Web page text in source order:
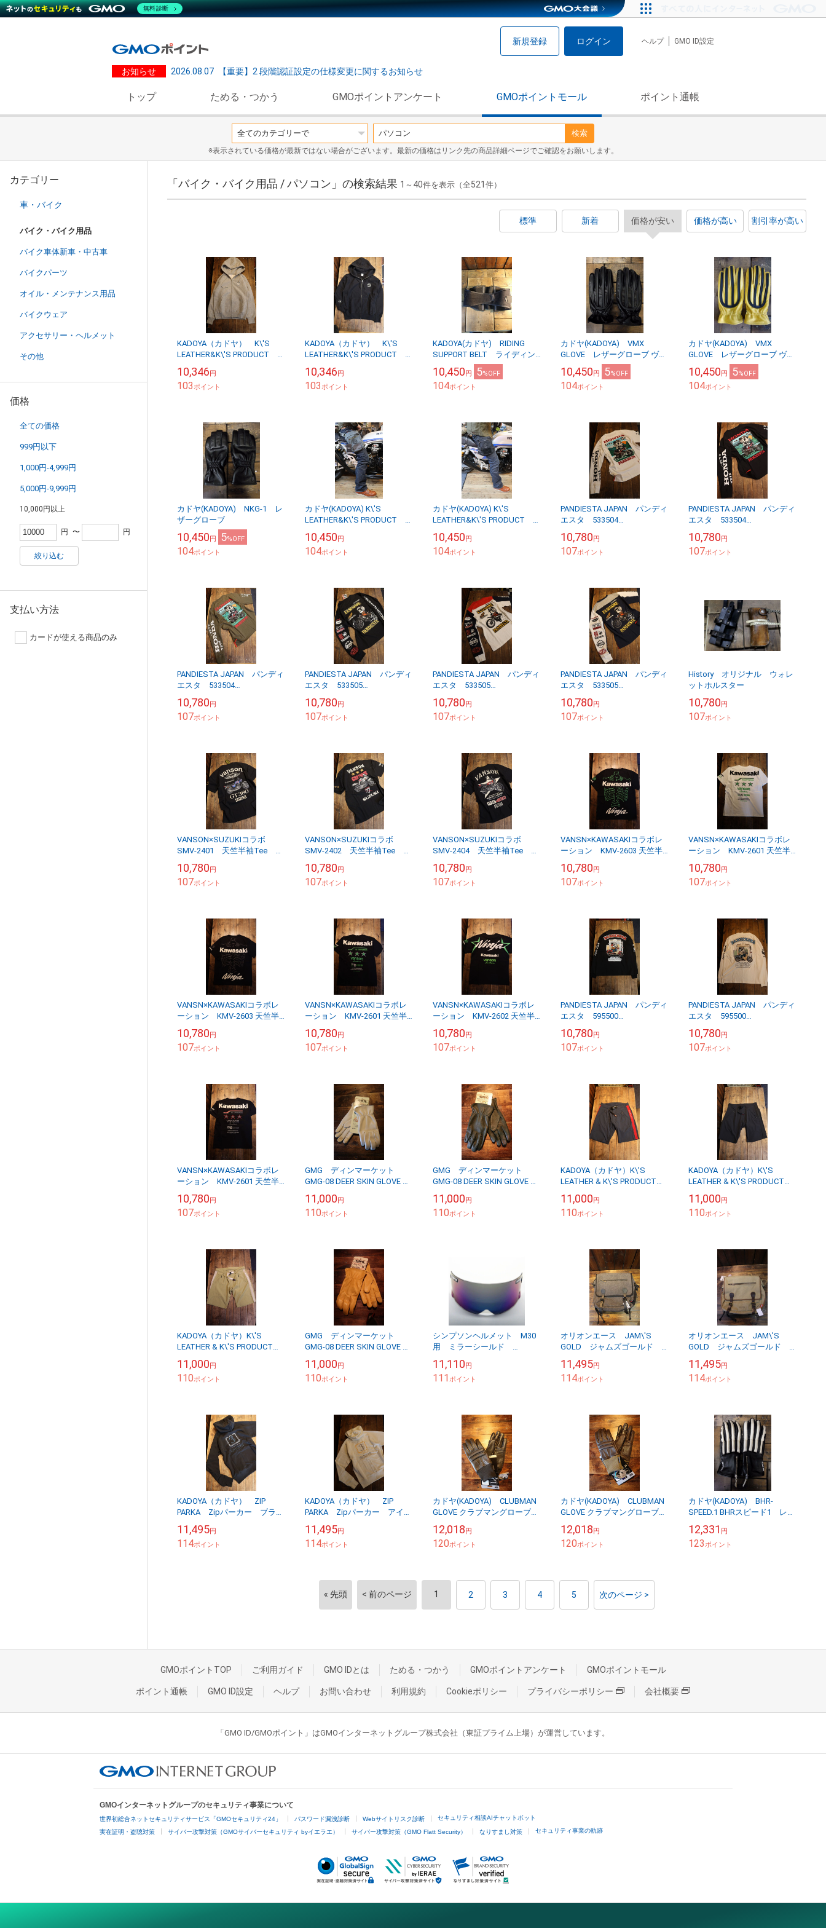
新規登録 ログイン ヘルプ GMO ID設定
お知らせ 2026.08.07 【重要】2 段階認証設定の仕様変更に関するお知らせ
トップ ためる・つかう GMOポイントアンケート GMOポイントモール ポイント通帳
検索
※表示されている価格が最新ではない場合がございます。最新の価格はリンク先の商品詳細ページでご確認をお願いします。
カテゴリー
車・バイク
バイク・バイク用品
バイク車体新車・中古車
バイクパーツ
オイル・メンテナンス用品
バイクウェア
アクセサリー・ヘルメット
その他
価格
全ての価格
999円以下
1,000円-4,999円
5,000円-9,999円
10,000円以上
円 〜 円
絞り込む
支払い方法
カードが使える商品のみ
「バイク・バイク用品 / パソコン」の検索結果 1 ～ 40件を表示（全521 件）
標準 新着 価格が安い 価格が高い 割引率が高い
KADOYA（カドヤ） K\'S
LEATHER&K\'S PRODUCT
デルパーカー ...
10,346円
103ポイント
KADOYA（カドヤ） K\'S
LEATHER&K\'S PRODUCT
デルパーカー ...
10,346円
103ポイント
KADOYA(カドヤ) RIDING
SUPPORT BELT ライディン
グサポートベルト
10,450円 5%OFF
104ポイント
カドヤ(KADOYA) VMX
GLOVE レザーグローブ ヴィ
ンテージ マッドマックス
ブラック
10,450円 5%OFF
104ポイント
カドヤ(KADOYA) VMX
GLOVE レザーグローブ ヴィ
ンテージ マッドマックス
キャメル
10,450円 5%OFF
104ポイント
カドヤ(KADOYA) NKG-1 レ
ザーグローブ
10,450円 5%OFF
104ポイント
カドヤ(KADOYA) K\'S
LEATHER&K\'S PRODUCT
ディーバック ...
10,450円
104ポイント
カドヤ(KADOYA) K\'S
LEATHER&K\'S PRODUCT
ディーバック ...
10,450円
104ポイント
PANDIESTA JAPAN パンディ
エスタ 533504
DAX125 ダックスロンTee
オ...
10,780円
107ポイント
PANDIESTA JAPAN パンディ
エスタ 533504
DAX125 ダックスロンTee
ブ...
10,780円
107ポイント
PANDIESTA JAPAN パンディ
エスタ 533504
DAX125 ダックスロンTee
カ...
10,780円
107ポイント
PANDIESTA JAPAN パンディ
エスタ 533505
エルシノアロンTee ブラ...
10,780円
107ポイント
PANDIESTA JAPAN パンディ
エスタ 533505
エルシノアロンTee オフ...
10,780円
107ポイント
PANDIESTA JAPAN パンディ
エスタ 533505
エルシノアロンTee ネイ...
10,780円
107ポイント
History オリジナル ウォレ
ットホルスター
10,780円
107ポイント
VANSON×SUZUKIコラボ
SMV-2401 天竺半袖Tee
ャツ ブラック
10,780円
107ポイント
VANSON×SUZUKIコラボ
SMV-2402 天竺半袖Tee
ナ 刺繍Ｔシャツ ブラッ...
10,780円
107ポイント
VANSON×SUZUKIコラボ
SMV-2404 天竺半袖Tee
爆 ブラック
10,780円
107ポイント
VANSN×KAWASAKIコラボレ
ーション KMV-2603 天竺半
ーン ブラックＡ
10,780円
107ポイント
VANSN×KAWASAKIコラボレ
ーション KMV-2601 天竺半
ン マッハ スリースター
オフホ...
10,780円
107ポイント
VANSN×KAWASAKIコラボレ
ーション KMV-2603 天竺半
ーン ブラックB
10,780円
107ポイント
VANSN×KAWASAKIコラボレ
ーション KMV-2601 天竺半
ン マッハ スリースター
ブラッ...
10,780円
107ポイント
VANSN×KAWASAKIコラボレ
ーション KMV-2602 天竺半
ラック
10,780円
107ポイント
PANDIESTA JAPAN パンディ
エスタ 595500
カフェブレイク...
10,780円
107ポイント
PANDIESTA JAPAN パンディ
エスタ 595500
カフェブレイク...
10,780円
107ポイント
VANSN×KAWASAKIコラボレ
ーション KMV-2601 天竺半
ン マッハ スリースター
ブラッ...
10,780円
107ポイント
GMG ディンマーケット
GMG-08 DEER SKIN GLOVE レ
グローブ アイボリー
11,000円
110ポイント
GMG ディンマーケット
GMG-08 DEER SKIN GLOVE レ
グローブ グリーン
11,000円
110ポイント
KADOYA（カドヤ）K\'S
LEATHER & K\'S PRODUCT
ツ ショートパンツ...
11,000円
110ポイント
KADOYA（カドヤ）K\'S
LEATHER & K\'S PRODUCT
ツ ショートパンツ...
11,000円
110ポイント
KADOYA（カドヤ）K\'S
LEATHER & K\'S PRODUCT
ツ ショートパンツ...
11,000円
110ポイント
GMG ディンマーケット
GMG-08 DEER SKIN GLOVE レ
グローブ ゴールド
11,000円
110ポイント
シンプソンヘルメット M30
用 ミラーシールド
11,110円
111ポイント
オリオンエース JAM\'S
GOLD ジャムズゴールド
ーバッグ ブラック
11,495円
114ポイント
オリオンエース JAM\'S
GOLD ジャムズゴールド
ーバッグ ブラウン
11,495円
114ポイント
KADOYA（カドヤ） ZIP
PARKA Zipパーカー ブラッ
11,495円
114ポイント
KADOYA（カドヤ） ZIP
PARKA Zipパーカー アイボ
11,495円
114ポイント
カドヤ(KADOYA) CLUBMAN
GLOVE クラブマングローブ
12,018円
120ポイント
カドヤ(KADOYA) CLUBMAN
GLOVE クラブマングローブ
12,018円
120ポイント
カドヤ(KADOYA) BHR-
SPEED.1 BHRスピード1 レザ
リー
12,331 円
123ポイント
« 先頭 < 前のページ 1 2 3 4 5 次のページ >
GMOポイントTOP ご利用ガイド GMO IDとは ためる・つかう GMOポイントアンケート GMOポイントモール
ポイント通帳 GMO ID設定 ヘルプ お問い合わせ 利用規約 Cookieポリシー プライバシーポリシー 会社概要
「GMO ID/GMOポイント」はGMOインターネットグループ株式会社（東証プライム上場）が運営しています。
GMOインターネットグループのセキュリティ事業について
世界初総合ネットセキュリティサービス「GMOセキュリティ24」 パスワード漏洩診断 Webサイトリスク診断 セキュリティ相談AIチャットボット
実在証明・盗聴対策 サイバー攻撃対策（GMOサイバーセキュリティ byイエラエ） サイバー攻撃対策（GMO Flatt Security） なりすまし対策 セキュリティ事業の軌跡
無料診断